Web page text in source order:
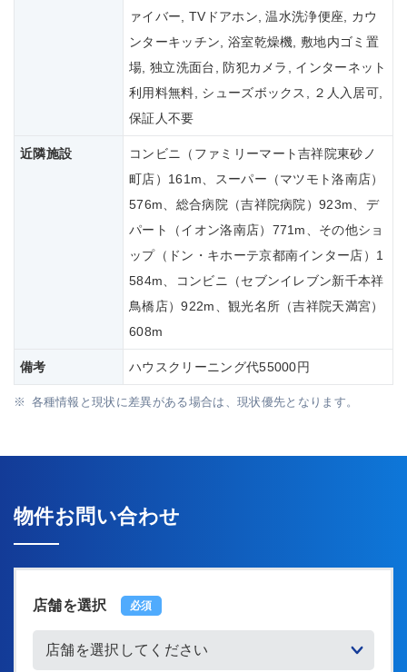
ァイバー, TVドアホン, 温水洗浄便座, カウ
ンターキッチン, 浴室乾燥機, 敷地内ゴミ置
場, 独立洗面台, 防犯カメラ, インターネット
利用料無料, シューズボックス, ２人入居可,
保証人不要
近隣施設
コンビニ（ファミリーマート吉祥院東砂ノ
町店）161m、スーパー（マツモト洛南店）
576m、総合病院（吉祥院病院）923m、デ
パート（イオン洛南店）771m、その他ショ
ップ（ドン・キホーテ京都南インター店）1
584m、コンビニ（セブンイレブン新千本祥
鳥橋店）922m、観光名所（吉祥院天満宮）
608m
備考 ハウスクリーニング代55000円
各種情報と現状に差異がある場合は、現状優先となります。
物件お問い合わせ